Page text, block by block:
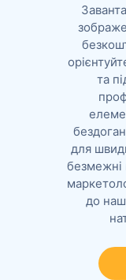
та
для
безмежні
до